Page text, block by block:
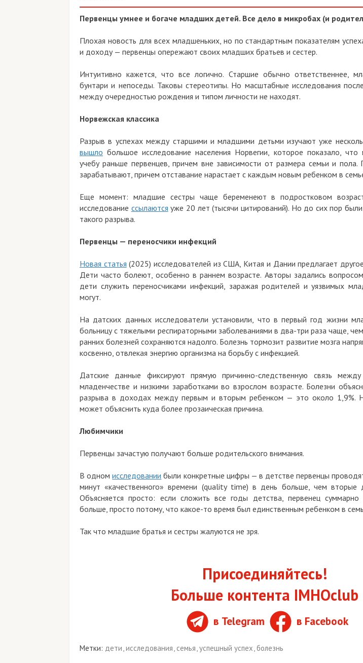
Первенцы умнее и богаче младших детей. Все дело в микробах (и
Плохая новость для всех младшеньких, но по стандартным показателям
и доходу — первенцы опережают своих младших братьев и сестер.
Интуитивно кажется, что все логично. Старшие обычно ответственнее,
бунтари и непоседы. Таковы стереотипы. Но масштабные исследования
между очередностью рождения и типом личности не находят.
Норвежская классика
Разрыв в успехах между старшими и младшими детьми изучают уже
вышло большое исследование населения Норвегии, которое показало,
учебу раньше первенцев, причем вне зависимости от размера семьи и пола.
зарабатывают, причем отставание нарастает с каждым новым ребенком в
Еще момент: младшие сестры чаще беременеют в подростковом
исследование ссылаются уже 20 лет (тысячи цитирований). Но до сих пор
такого разрыва.
Первенцы — переносчики инфекций
Новая статья (2025) исследователей из США, Китая и Дании предлагает
Дети часто болеют, особенно в раннем возрасте. Авторы задались
дети служить переносчиками инфекций, заражая родителей и уязвимых
могут.
На датских данных исследователи установили, что в первый год жизни
больницу с тяжелыми респираторными заболеваниями в два-три раза чаще,
ранних болезней сохраняются надолго. Болезнь тормозит развитие мозга
косвенно, отвлекая энергию организма на борьбу с инфекцией.
Датские данные фиксируют прямую причинно-следственную связь
младенчестве и низкими заработками во взрослом возрасте. Болезни
разрыва в доходах между первым и вторым ребенком — это около 1,9%.
может объяснить куда более прозаическая причина.
Любимчики
Первенцы зачастую получают больше родительского внимания.
В одномисследовании были конкретные цифры — в детстве первенцы
минут «качественного» времени (quality time) в день больше, чем вторые
Объясняется просто: если сложить все годы детства, первенец
больше, просто потому, что какое-то время был единственным ребенком в
Так что младшие братья и сестры жалуются не зря.
Присоединяйтесь!
Больше контента IMHOclub
в Telegram в Facebook
Метки: дети,исследования, семья,успешный успех,болезнь